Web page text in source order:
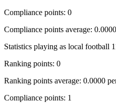
Compliance points: 0
Compliance points average:
Statistics playing as local football
Ranking points: 0
Ranking points average: 0.0000
Compliance points: 1